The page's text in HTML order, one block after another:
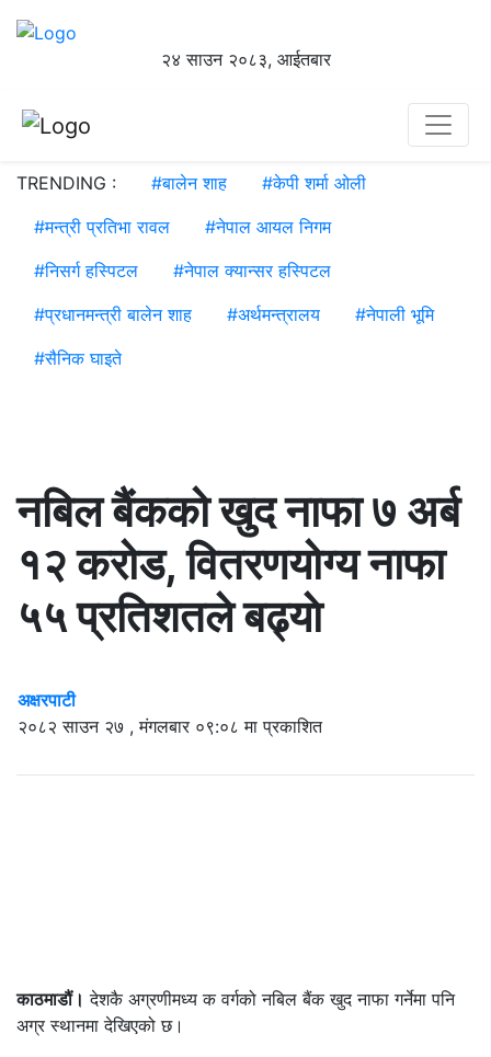
२४ साउन २०८३, आईतबार
TRENDING : #बालेन शाह #केपी शर्मा ओली
#मन्त्री प्रतिभा रावल #नेपाल आयल निगम
#निसर्ग हस्पिटल #नेपाल क्यान्सर हस्पिटल
#प्रधानमन्त्री बालेन शाह #अर्थमन्त्रालय #नेपाली भूमि
#सैनिक घाइते
नबिल बैंकको खुद नाफा ७ अर्ब
१२ करोड, वितरणयोग्य नाफा
५५ प्रतिशतले बढ्याे
अक्षरपाटी
२०८२ साउन २७ , मंगलबार ०९:०८ मा प्रकाशित
काठमाडौं। देशकै अग्रणीमध्य क वर्गको नबिल बैंक खुद नाफा गर्नेमा पनि
अग्र स्थानमा देखिएको छ।